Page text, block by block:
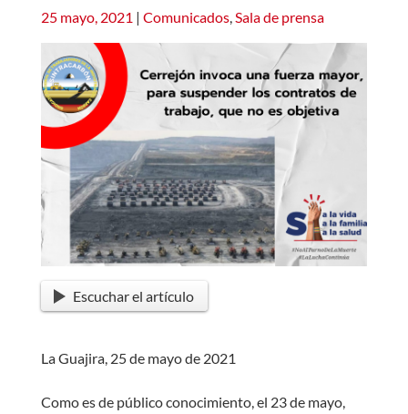
25 mayo, 2021 | Comunicados,Sala de prensa
Escuchar el artículo
La Guajira, 25 de mayo de 2021
Como es de público conocimiento, el 23 de mayo,